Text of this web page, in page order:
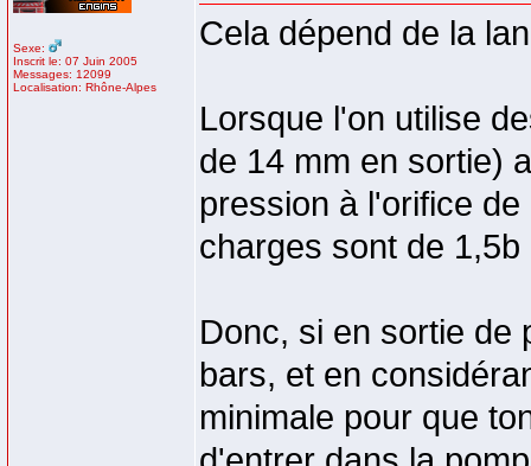
Sexe:
Inscrit le: 07 Juin 2005
Messages: 12099
Localisation: Rhône-Alpes
Cela dépend de la
Lorsque l'on utilise
de 14 mm en sortie)
pression à l'orifice
charges sont de 1,5b
Donc, si en sortie de
bars, et en
minimale pour que